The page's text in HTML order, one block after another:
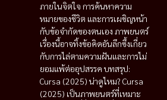
ภายในจิตใจ การค้นหาความ
หมายของชีวิต และการเผชิญหน้า
กับข้อจำกัดของตนเอง ภาพยนตร์
เรื่องนี้อาจทิ้งข้อคิดอันลึกซึ้งเกี่ยว
กับการไล่ตามความฝันและการไม่
ยอมแพ้ต่ออุปสรรค บทสรุป:
Cursa (2025) น่าดูไหม? Cursa
(2025) เป็นภาพยนตร์ที่เหมาะ